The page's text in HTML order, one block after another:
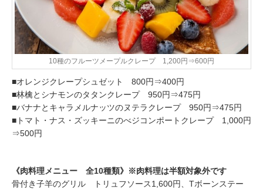
10種のフルーツメープルクレープ 1,200円⇒600円
■オレンジクレープシュゼット 800円⇒400円
■林檎とシナモンのタタンクレープ 950円⇒475円
■バナナとキャラメルナッツのヌテラクレープ 950円⇒475円
■トマト・ナス・ズッキーニのべジコンポートクレープ 1,000円
⇒500円
《肉料理メニュー 全10種類》※肉料理は半額対象外です
骨付き子羊のグリル トリュフソース1,600円、Tボーンステー